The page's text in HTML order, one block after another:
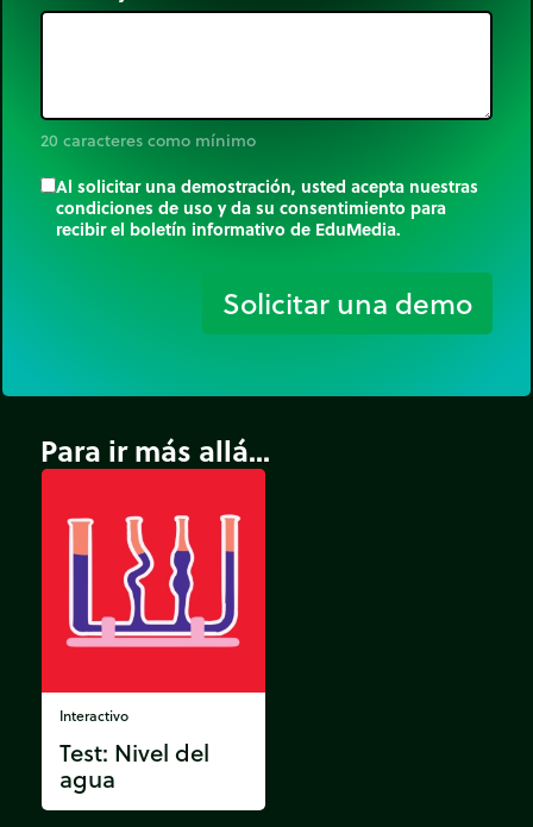
20 caracteres como mínimo
Al solicitar una demostración, usted acepta nuestras
condiciones de uso y da su consentimiento para
recibir el boletín informativo de EduMedia.
Solicitar una demo
Para ir más allá...
Interactivo
Test: Nivel del
agua